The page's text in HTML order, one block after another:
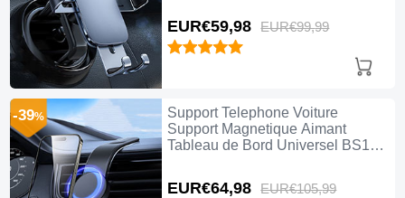
EUR€59,98 EUR€99,99
Support Telephone Voiture
Support Magnetique Aimant
Tableau de Bord Universel BS1
EUR€64,98 EUR€105,99
-39%